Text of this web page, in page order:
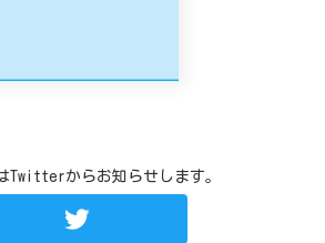
Twitterからお知らせします。